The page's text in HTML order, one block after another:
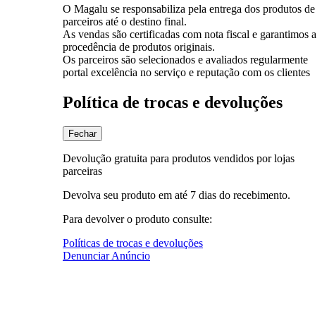
O Magalu se responsabiliza pela entrega dos produtos de
parceiros até o destino final.
As vendas são certificadas com nota fiscal e garantimos a
procedência de produtos originais.
Os parceiros são selecionados e avaliados regularmente
portal excelência no serviço e reputação com os clientes
Política de trocas e devoluções
Fechar
Devolução gratuita para produtos vendidos por lojas
parceiras
Devolva seu produto em até 7 dias do recebimento.
Para devolver o produto consulte:
Políticas de trocas e devoluções
Denunciar Anúncio